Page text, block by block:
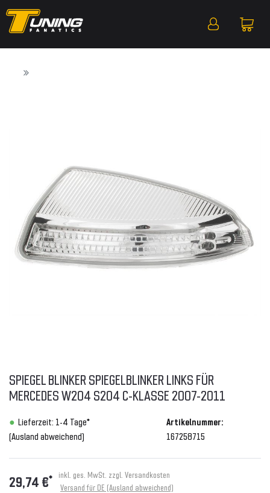
SPIEGEL BLINKER SPIEGELBLINKER LINKS FÜR
MERCEDES W204 S204 C-KLASSE 2007-2011
Lieferzeit: 1-4 Tage*
(Ausland abweichend)
Artikelnummer:
167258715
29,74 €* inkl. ges. MwSt. zzgl. Versandkosten
Versand für DE (Ausland abweichend)